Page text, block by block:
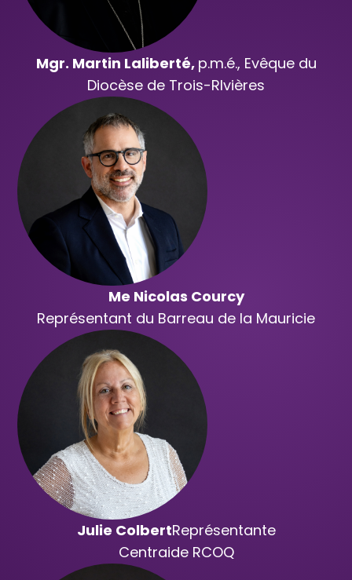
Mgr. Martin Laliberté, p.m.é., Evêque du
Diocèse de Trois-RIvières
Me Nicolas Courcy
Représentant du Barreau de la Mauricie
Julie Colbert​Représentante
Centraide RCOQ